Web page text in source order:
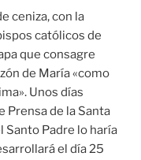
ceniza, con la
católicos de
que consagre
de María «como
Unos días
Prensa de la Santa
Santo Padre lo haría
el día 25